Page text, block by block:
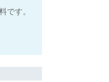
です。